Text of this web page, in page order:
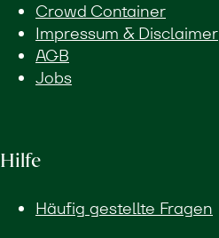
Crowd Container
Impressum & Disclaimer
AGB
Jobs
Hilfe
Häufig gestellte Fragen